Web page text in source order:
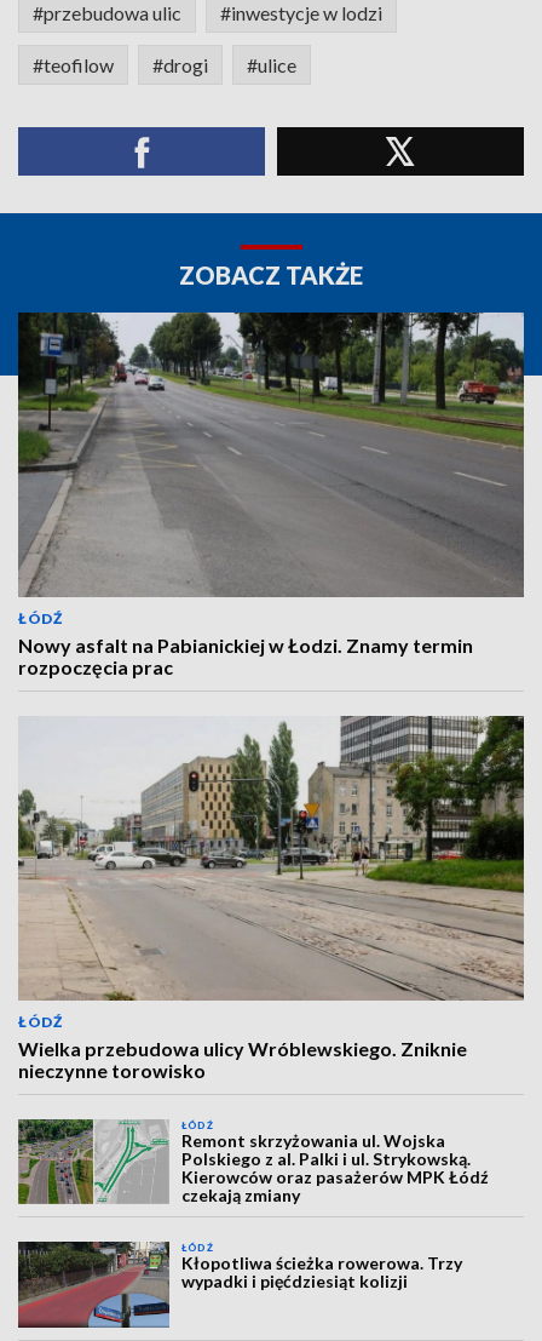
#przebudowa ulic #inwestycje w lodzi
#teofilow #drogi #ulice
ZOBACZ TAKŻE
ŁÓDŹ
Nowy asfalt na Pabianickiej w Łodzi. Znamy termin
rozpoczęcia prac
ŁÓDŹ
Wielka przebudowa ulicy Wróblewskiego. Zniknie
nieczynne torowisko
ŁÓDŹ
Remont skrzyżowania ul. Wojska
Polskiego z al. Palki i ul. Strykowską.
Kierowców oraz pasażerów MPK Łódź
czekają zmiany
ŁÓDŹ
Kłopotliwa ścieżka rowerowa. Trzy
wypadki i pięćdziesiąt kolizji